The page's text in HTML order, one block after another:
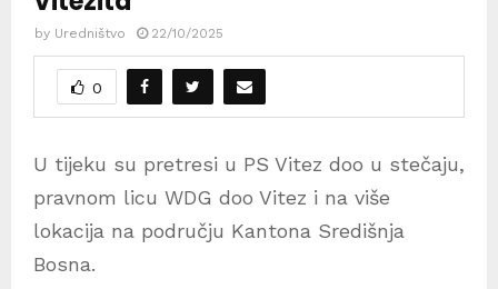
by Uredništvo 22/10/2025
0
U tijeku su pretresi u PS Vitez doo u stečaju,
pravnom licu WDG doo Vitez i na više
lokacija na području Kantona Središnja
Bosna.